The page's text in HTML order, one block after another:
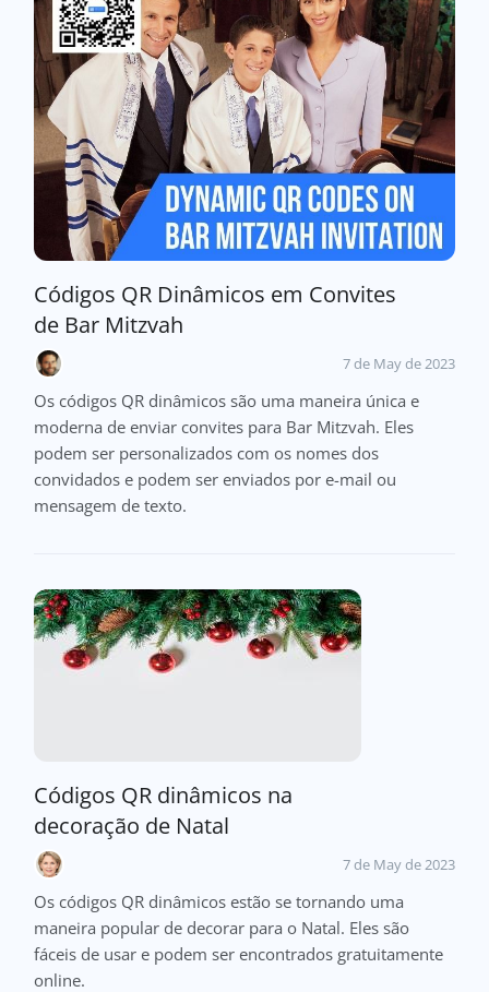
Códigos QR Dinâmicos em Convites
de Bar Mitzvah
7 de May de 2023
Os códigos QR dinâmicos são uma maneira única e
moderna de enviar convites para Bar Mitzvah. Eles
podem ser personalizados com os nomes dos
convidados e podem ser enviados por e-mail ou
mensagem de texto.
Códigos QR dinâmicos na
decoração de Natal
7 de May de 2023
Os códigos QR dinâmicos estão se tornando uma
maneira popular de decorar para o Natal. Eles são
fáceis de usar e podem ser encontrados gratuitamente
online.